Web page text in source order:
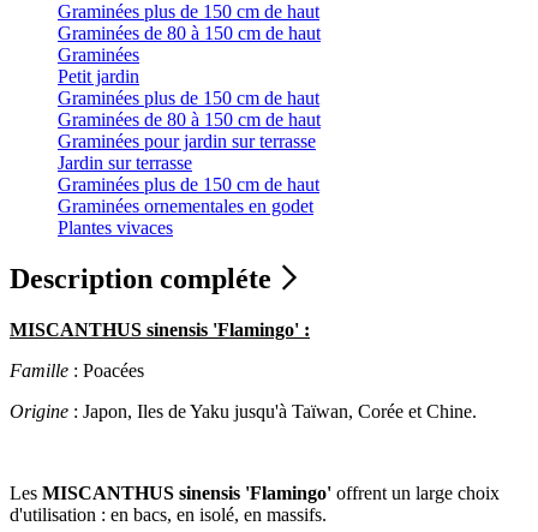
Graminées plus de 150 cm de haut
Graminées de 80 à 150 cm de haut
Graminées
Petit jardin
Graminées plus de 150 cm de haut
Graminées de 80 à 150 cm de haut
Graminées pour jardin sur terrasse
Jardin sur terrasse
Graminées plus de 150 cm de haut
Graminées ornementales en godet
Plantes vivaces
Description compléte
MISCANTHUS sinensis 'Flamingo' :
Famille : Poacées
Origine : Japon, Iles de Yaku jusqu'à Taïwan, Corée et Chine.
Les MISCANTHUS sinensis 'Flamingo' offrent un large choix
d'utilisation : en bacs, en isolé, en massifs.